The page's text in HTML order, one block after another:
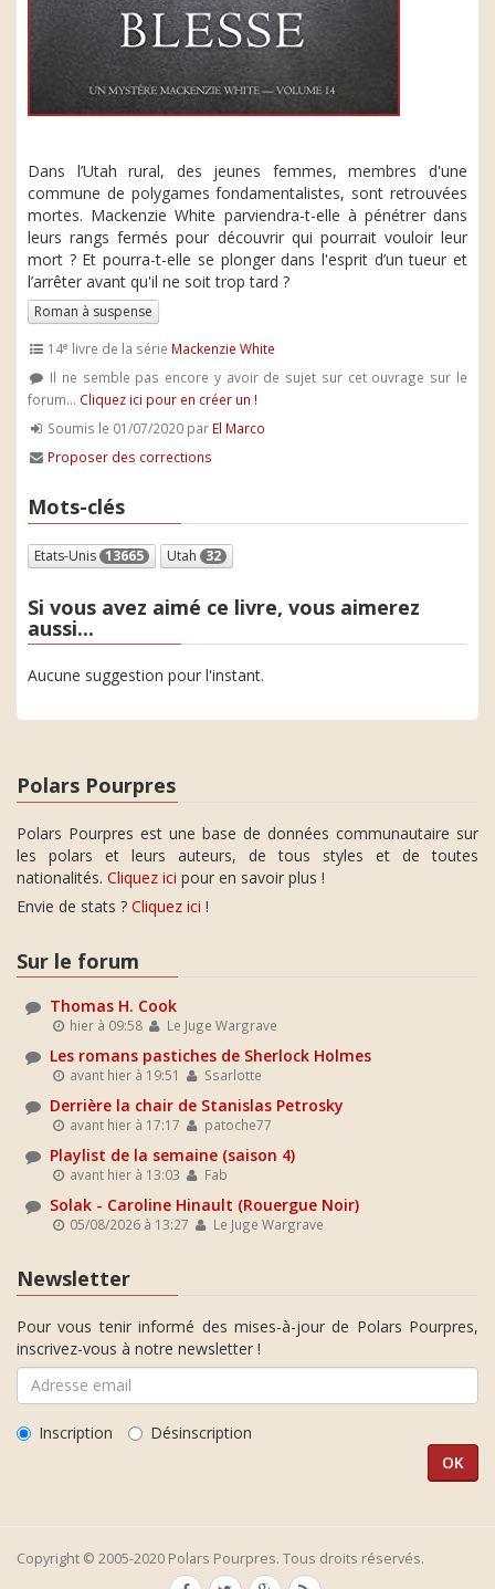
Dans l’Utah rural, des jeunes femmes, membres d'une
commune de polygames fondamentalistes, sont retrouvées
mortes. Mackenzie White parviendra-t-elle à pénétrer dans
leurs rangs fermés pour découvrir qui pourrait vouloir leur
mort ? Et pourra-t-elle se plonger dans l'esprit d’un tueur et
l’arrêter avant qu'il ne soit trop tard ?
Roman à suspense
14e livre de la série Mackenzie White
Il ne semble pas encore y avoir de sujet sur cet ouvrage sur le
forum... Cliquez ici pour en créer un !
Soumis le 01/07/2020 par El Marco
Proposer des corrections
Mots-clés
Etats-Unis 13665 Utah 32
Si vous avez aimé ce livre, vous aimerez
aussi...
Aucune suggestion pour l'instant.
Polars Pourpres
Polars Pourpres est une base de données communautaire sur
les polars et leurs auteurs, de tous styles et de toutes
nationalités. Cliquez ici pour en savoir plus !
Envie de stats ? Cliquez ici !
Sur le forum
Thomas H. Cook
hier à 09:58 Le Juge Wargrave
Les romans pastiches de Sherlock Holmes
avant hier à 19:51 Ssarlotte
Derrière la chair de Stanislas Petrosky
avant hier à 17:17 patoche77
Playlist de la semaine (saison 4)
avant hier à 13:03 Fab
Solak - Caroline Hinault (Rouergue Noir)
05/08/2026 à 13:27 Le Juge Wargrave
Newsletter
Pour vous tenir informé des mises-à-jour de Polars Pourpres,
inscrivez-vous à notre newsletter !
Inscription Désinscription
Copyright © 2005-2020 Polars Pourpres. Tous droits réservés.